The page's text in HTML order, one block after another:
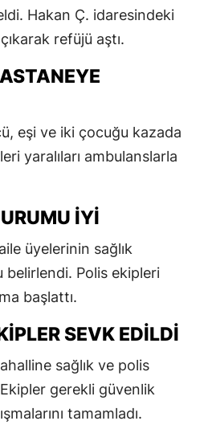
Hakan Ç. idaresindeki
refüjü aştı.
eşi ve iki çocuğu kazada
yaralıları ambulanslarla
IYI
üyelerinin sağlık
belirlendi. Polis ekipleri
başlattı.
SEVK EDILDI
sağlık ve polis
gerekli güvenlik
tamamladı.